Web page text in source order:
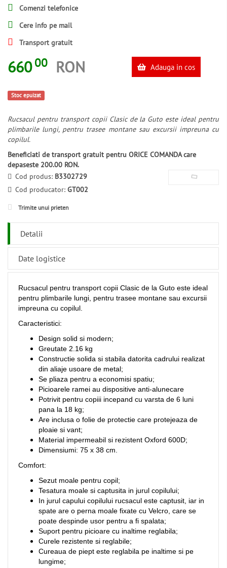
Comenzi telefonice
Cere info pe mail
Transport gratuit
660 00 RON Adauga in cos
Stoc epuizat
Rucsacul pentru transport copii Clasic de la Guto este ideal pentru
plimbarile lungi, pentru trasee montane sau excursii impreuna cu
copilul.
Beneficiati de transport gratuit pentru ORICE COMANDA care
depaseste 200.00 RON.
Cod produs: B3302729
Cod producator: GT002
Trimite unui prieten
Detalii
Date logistice
Rucsacul pentru transport copii Clasic de la Guto este ideal
pentru plimbarile lungi, pentru trasee montane sau excursii
impreuna cu copilul.
Caracteristici:
Design solid si modern;
Greutate 2.16 kg
Constructie solida si stabila datorita cadrului realizat
din aliaje usoare de metal;
Se pliaza pentru a economisi spatiu;
Picioarele ramei au dispositive anti-alunecare
Potrivit pentru copiii incepand cu varsta de 6 luni
pana la 18 kg;
Are inclusa o folie de protectie care protejeaza de
ploaie si vant;
Material impermeabil si rezistent Oxford 600D;
Dimensiumi: 75 x 38 cm.
Comfort:
Sezut moale pentru copil;
Tesatura moale si captusita in jurul copilului;
In jurul capului copilului rucsacul este captusit, iar in
spate are o perna moale fixate cu Velcro, care se
poate despinde usor pentru a fi spalata;
Suport pentru picioare cu inaltime reglabila;
Curele rezistente si reglabile;
Cureaua de piept este reglabila pe inaltime si pe
lungime;